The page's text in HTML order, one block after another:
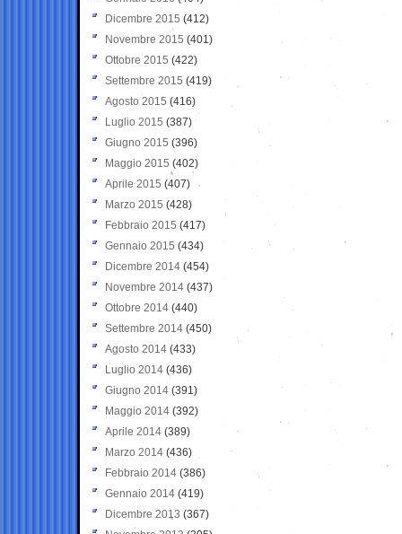
Dicembre 2015 (412)
Novembre 2015 (401)
Ottobre 2015 (422)
Settembre 2015 (419)
Agosto 2015 (416)
Luglio 2015 (387)
Giugno 2015 (396)
Maggio 2015 (402)
Aprile 2015 (407)
Marzo 2015 (428)
Febbraio 2015 (417)
Gennaio 2015 (434)
Dicembre 2014 (454)
Novembre 2014 (437)
Ottobre 2014 (440)
Settembre 2014 (450)
Agosto 2014 (433)
Luglio 2014 (436)
Giugno 2014 (391)
Maggio 2014 (392)
Aprile 2014 (389)
Marzo 2014 (436)
Febbraio 2014 (386)
Gennaio 2014 (419)
Dicembre 2013 (367)